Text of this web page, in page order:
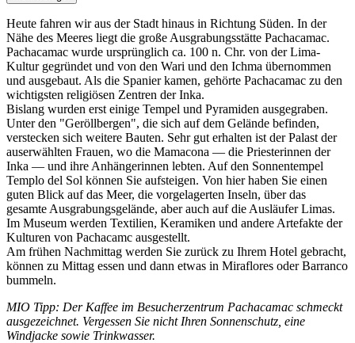
Heute fahren wir aus der Stadt hinaus in Richtung Süden. In der
Nähe des Meeres liegt die große Ausgrabungsstätte Pachacamac.
Pachacamac wurde ursprünglich ca. 100 n. Chr. von der Lima-
Kultur gegründet und von den Wari und den Ichma übernommen
und ausgebaut. Als die Spanier kamen, gehörte Pachacamac zu den
wichtigsten religiösen Zentren der Inka.
Bislang wurden erst einige Tempel und Pyramiden ausgegraben.
Unter den "Geröllbergen", die sich auf dem Gelände befinden,
verstecken sich weitere Bauten. Sehr gut erhalten ist der Palast der
auserwählten Frauen, wo die Mamacona — die Priesterinnen der
Inka — und ihre Anhängerinnen lebten. Auf den Sonnentempel
Templo del Sol können Sie aufsteigen. Von hier haben Sie einen
guten Blick auf das Meer, die vorgelagerten Inseln, über das
gesamte Ausgrabungsgelände, aber auch auf die Ausläufer Limas.
Im Museum werden Textilien, Keramiken und andere Artefakte der
Kulturen von Pachacamc ausgestellt.
Am frühen Nachmittag werden Sie zurück zu Ihrem Hotel gebracht,
können zu Mittag essen und dann etwas in Miraflores oder Barranco
bummeln.
MIO Tipp: Der Kaffee im Besucherzentrum Pachacamac schmeckt
ausgezeichnet. Vergessen Sie nicht Ihren Sonnenschutz, eine
Windjacke sowie Trinkwasser.